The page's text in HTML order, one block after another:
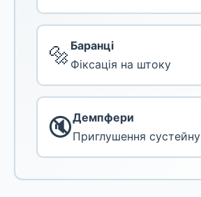
🔩 Баранці
Фіксація на штоку
🔇Демпфери
Приглушення сустейну